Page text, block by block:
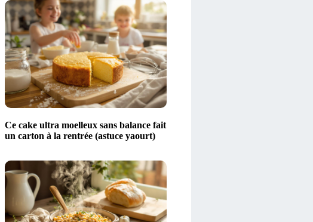
Ce cake ultra moelleux sans balance fait
un carton à la rentrée (astuce yaourt)